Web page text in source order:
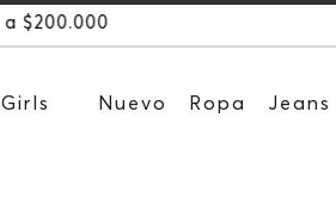
Girls Nuevo Ropa Jeans